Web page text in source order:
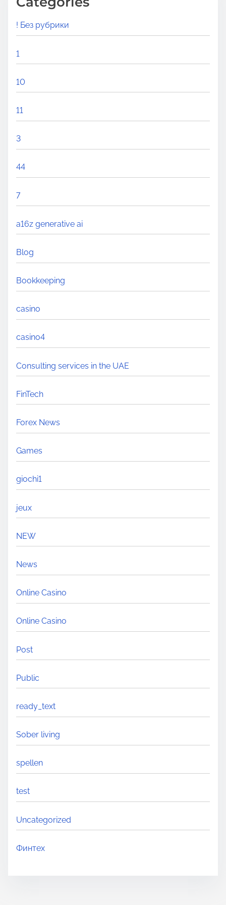
! Без рубрики
1
10
11
3
44
7
a16z generative ai
Blog
Bookkeeping
casino
casino4
Consulting services in the UAE
FinTech
Forex News
Games
giochi1
jeux
NEW
News
Online Casino
Online Casino
Post
Public
ready_text
Sober living
spellen
test
Uncategorized
Финтех